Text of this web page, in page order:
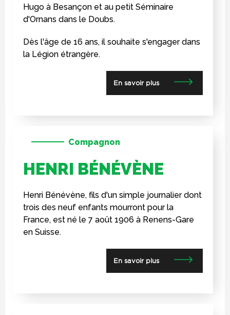
Hugo à Besançon et au petit Séminaire
d'Ornans dans le Doubs.
Dès l'âge de 16 ans, il souhaite s'engager dans
la Légion étrangère.
En savoir plus
Compagnon
HENRI BÉNÉVÈNE
Henri Bénévène, fils d'un simple journalier dont
trois des neuf enfants mourront pour la
France, est né le 7 août 1906 à Renens-Gare
en Suisse.
En savoir plus